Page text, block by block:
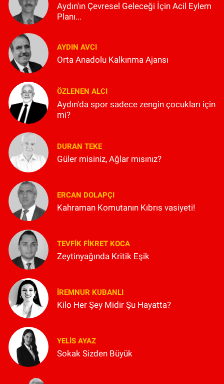
Aydın'ın Çevresel Geleceği İçin Acil Eylem
Planı...
AYDIN AVCI
Orta Anadolu Kalkınma Ajansı
ÖZLENEN ALCI
Aydın'da spor sadece zengin çocukları için
mi?
DURAN TEKE
Güler misiniz, Ağlar mısınız?
ERCAN DOLAPÇI
Kahraman Komutanın Kıbrıs vasiyeti!
TEVFIK FIKRET KOCA
Zeytinyağında Kritik Eşik
İREMNUR KUBANLI
Kilo Her Şey Midir Şu Hayatta?
YELIS AYAZ
Sokak Sizden Büyük